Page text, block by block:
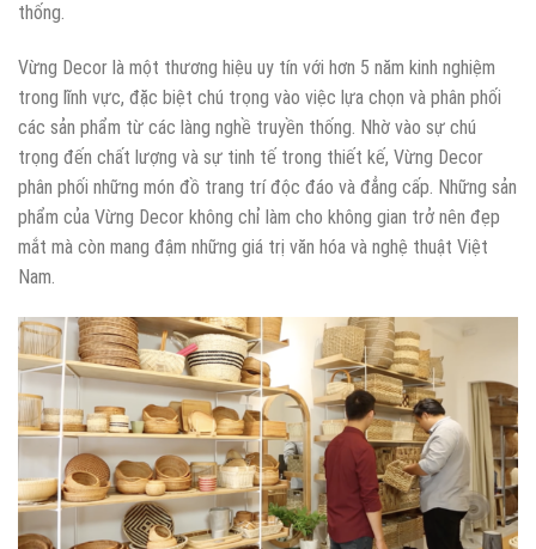
thống.
Vừng Decor là một thương hiệu uy tín với hơn 5 năm kinh nghiệm
trong lĩnh vực, đặc biệt chú trọng vào việc lựa chọn và phân phối
các sản phẩm từ các làng nghề truyền thống. Nhờ vào sự chú
trọng đến chất lượng và sự tinh tế trong thiết kế, Vừng Decor
phân phối những món đồ trang trí độc đáo và đẳng cấp. Những sản
phẩm của Vừng Decor không chỉ làm cho không gian trở nên đẹp
mắt mà còn mang đậm những giá trị văn hóa và nghệ thuật Việt
Nam.